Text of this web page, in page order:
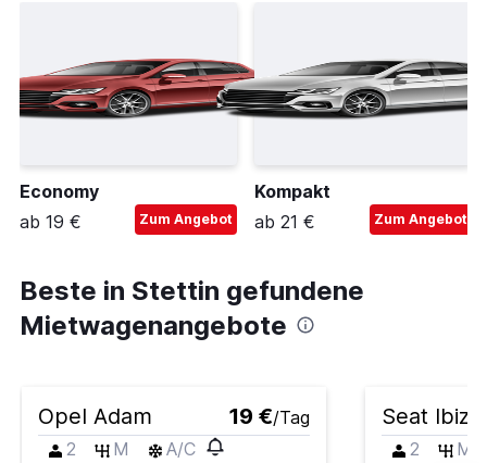
Economy
ab 19 €
Zum Angebot
Kompakt
ab 21 €
Zum Angebot
Beste in Stettin gefundene
Mietwagenangebote
Opel Adam 19 €/Tag
2
M A/C
Seat Ibiza
2 M